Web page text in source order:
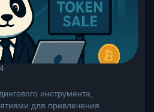
инструмента,
для привлечения